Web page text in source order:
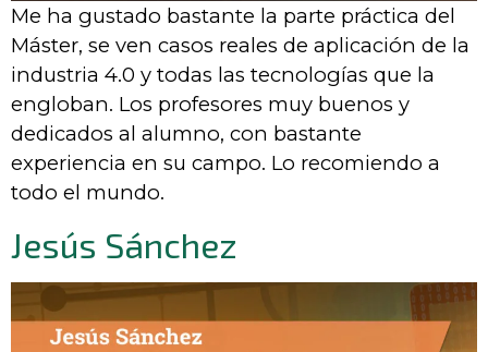
Me ha gustado bastante la parte práctica del
Máster, se ven casos reales de aplicación de la
industria 4.0 y todas las tecnologías que la
engloban. Los profesores muy buenos y
dedicados al alumno, con bastante
experiencia en su campo. Lo recomiendo a
todo el mundo.
Jesús Sánchez